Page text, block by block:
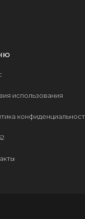
использования